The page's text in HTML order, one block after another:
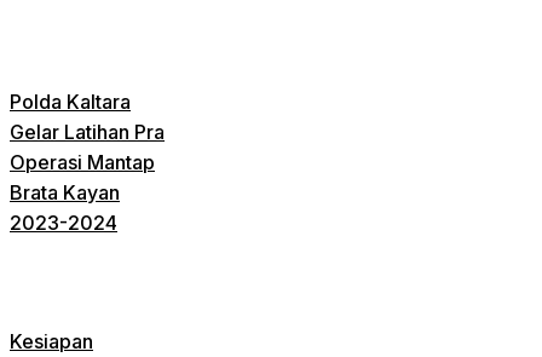
Polda Kaltara
Gelar Latihan Pra
Operasi Mantap
Brata Kayan
2023-2024
Kesiapan